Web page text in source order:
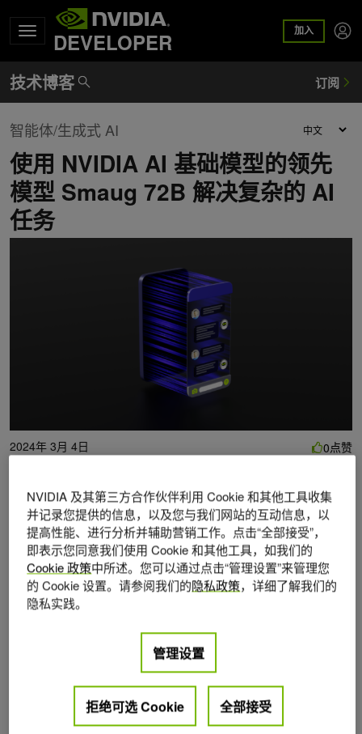
DEVELOPER 加入
智能体/生成式 AI
使用 NVIDIA AI 基础模型的领先
模型 Smaug 72B 解决复杂的 AI
任务
2024年 3月 4日
0点赞
本周发布的模型包括由 NVIDIA 优化的语言模型Smaug
72B，您可以直接通过浏览器体验。
NVIDIA AI 基础模型和端点
NVIDIA 构建的生成式 AI 模型，用于在企业应用程序中体
验、定制和部署。尝试领先的模型，如在 NVIDIA AI
Nemo-3,Mixtral 8x7B
Stable Diffusion XL。
NVIDIA 及其第三方合作伙伴利用 Cookie 和其他工具收集
并记录您提供的信息，以及您与我们网站的互动信息，以
提高性能、进行分析并辅助营销工作。点击“全部接受”，
即表示您同意我们使用 Cookie 和其他工具，如我们的
Cookie 政策中所述。您可以通过点击“管理设置”来管理您
的 Cookie 设置。请参阅我们的隐私政策，详细了解我们的
隐私实践。
管理设置
拒绝可选 Cookie 全部接受